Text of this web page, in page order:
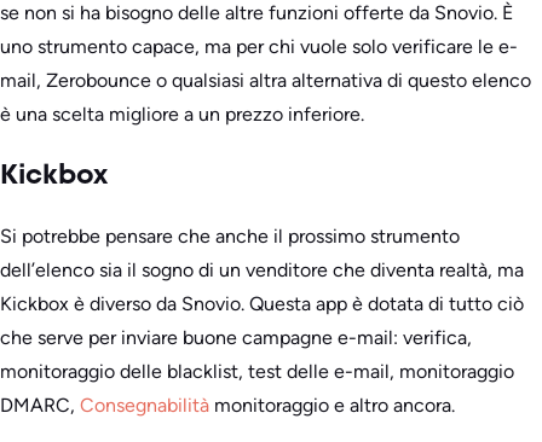
se non si ha bisogno delle altre funzioni offerte da Snovio. È
uno strumento capace, ma per chi vuole solo verificare le e-
mail, Zerobounce o qualsiasi altra alternativa di questo elenco
è una scelta migliore a un prezzo inferiore.
Kickbox
Si potrebbe pensare che anche il prossimo strumento
dell’elenco sia il sogno di un venditore che diventa realtà, ma
Kickbox è diverso da Snovio. Questa app è dotata di tutto ciò
che serve per inviare buone campagne e-mail: verifica,
monitoraggio delle blacklist, test delle e-mail, monitoraggio
DMARC, Consegnabilità monitoraggio e altro ancora.